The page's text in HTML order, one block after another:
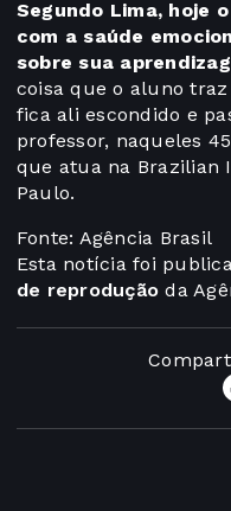
Segundo Lima, hoje
com a saúde
sobre sua
coisa que o aluno
fica ali escondido e
professor, naqueles
que atua na Brazilian
Paulo.
Fonte: Agência Brasil
Esta notícia foi
de reprodução da